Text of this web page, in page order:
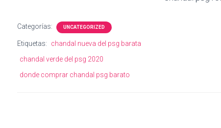
Categorías: UNCATEGORIZED
Etiquetas:
chandal nueva del psg barata
chandal verde del psg 2020
donde comprar chandal psg barato